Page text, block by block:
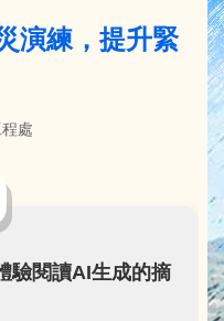
演練，提升緊
處
驗閱讀AI生成的摘